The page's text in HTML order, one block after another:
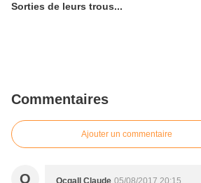
Sorties de leurs trous...
Commentaires
Ajouter un commentaire
O Ocgall Claude 05/08/2017 20:15